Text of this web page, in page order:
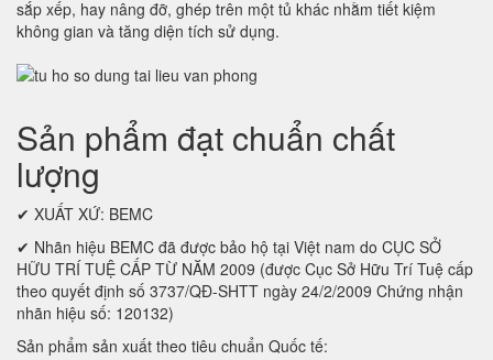
sắp xếp, hay nâng đỡ, ghép trên một tủ khác nhằm tiết kiệm
không gian và tăng diện tích sử dụng.
Sản phẩm đạt chuẩn chất
lượng
✔ XUẤT XỨ: BEMC
✔ Nhãn hiệu BEMC đã được bảo hộ tại Việt nam do CỤC SỞ
HỮU TRÍ TUỆ CẤP TỪ NĂM 2009 (được Cục Sở Hữu Trí Tuệ cấp
theo quyết định số 3737/QĐ-SHTT ngày 24/2/2009 Chứng nhận
nhãn hiệu số: 120132)
Sản phẩm sản xuất theo tiêu chuẩn Quốc tế: